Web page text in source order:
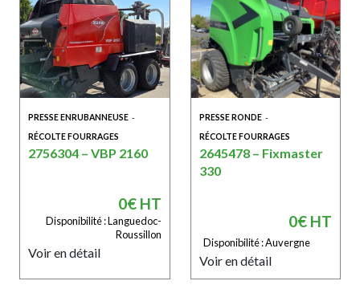
PRESSE ENRUBANNEUSE -
RÉCOLTE FOURRAGES
2756304 – VBP 2160
0€ HT
Disponibilité : Languedoc-
Roussillon
Voir en détail
PRESSE RONDE -
RÉCOLTE FOURRAGES
2645478 – Fixmaster
330
0€ HT
Disponibilité : Auvergne
Voir en détail